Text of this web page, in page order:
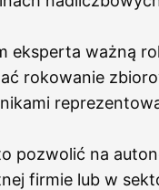
eksperta ważną
rokowanie
pozwolić na
firmie lub w